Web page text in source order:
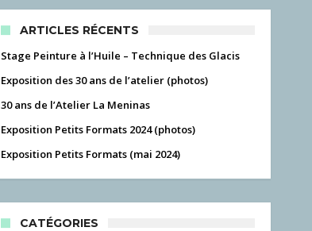
ARTICLES RÉCENTS
Stage Peinture à l’Huile – Technique des Glacis
Exposition des 30 ans de l’atelier (photos)
30 ans de l’Atelier La Meninas
Exposition Petits Formats 2024 (photos)
Exposition Petits Formats (mai 2024)
CATÉGORIES